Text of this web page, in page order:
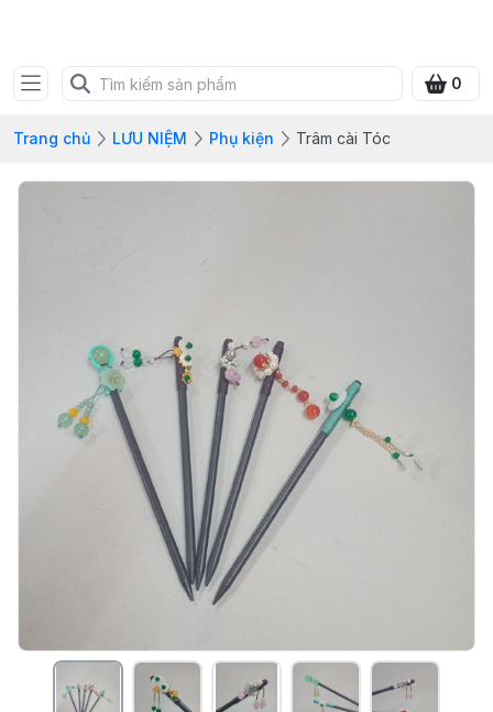
0
Trang chủ LƯU NIỆM Phụ kiện Trâm cài Tóc